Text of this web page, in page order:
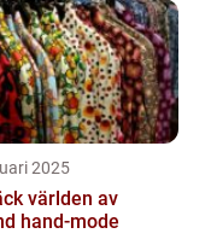
2025
världen av
hand-mode